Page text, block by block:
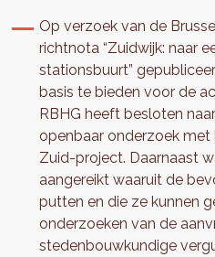
Op verzoek van de
richtnota “Zuidwijk: naar
stationsbuurt”
basis te bieden voor de
RBHG heeft besloten
openbaar onderzoek
Zuid-project. Daarnaast
aangereikt waaruit de
putten en die ze kunnen
onderzoeken van de
stedenbouwkundige